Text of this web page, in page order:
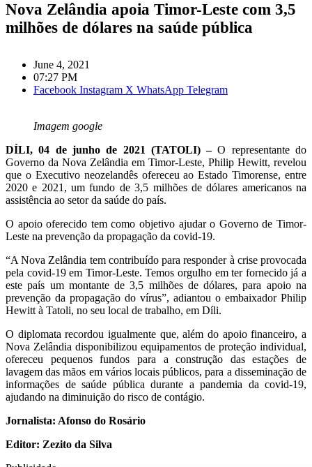
Nova Zelândia apoia Timor-Leste com 3,5
milhões de dólares na saúde pública
June 4, 2021
07:27 PM
Facebook Instagram X WhatsApp Telegram
Imagem google
DÍLI, 04 de junho de 2021 (TATOLI) –O representante do
Governo da Nova Zelândia em Timor-Leste, Philip Hewitt, revelou
que o Executivo neozelandês ofereceu ao Estado Timorense, entre
2020 e 2021, um fundo de 3,5 milhões de dólares americanos na
assistência ao setor da saúde do país.
O apoio oferecido tem como objetivo ajudar o Governo de Timor-
Leste na prevenção da propagação da covid-19.
“A Nova Zelândia tem contribuído para responder à crise provocada
pela covid-19 em Timor-Leste. Temos orgulho em ter fornecido já a
este país um montante de 3,5 milhões de dólares, para apoio na
prevenção da propagação do vírus”, adiantou o embaixador Philip
Hewitt à Tatoli, no seu local de trabalho, em Díli.
O diplomata recordou igualmente que, além do apoio financeiro, a
Nova Zelândia disponibilizou equipamentos de proteção individual,
ofereceu pequenos fundos para a construção das estações de
lavagem das mãos em vários locais públicos, para a disseminação de
informações de saúde pública durante a pandemia da covid-19,
ajudando na diminuição do risco de contágio.
Jornalista: Afonso do Rosário
Editor: Zezito da Silva